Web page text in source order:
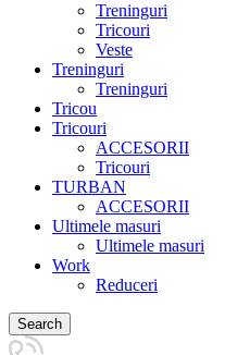
Treninguri
Tricouri
Veste
Treninguri
Treninguri
Tricou
Tricouri
ACCESORII
Tricouri
TURBAN
ACCESORII
Ultimele masuri
Ultimele masuri
Work
Reduceri
Search